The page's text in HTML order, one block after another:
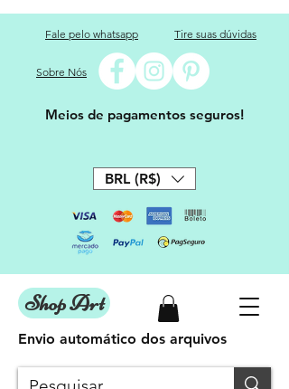
Fale pelo whatsapp Tire suas dúvidas
Sobre Nós
Meios de pagamentos seguros!
BRL (R$)
Shop Art
Envio automático dos arquivos